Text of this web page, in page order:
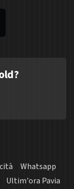
Whatsapp
Ultim'ora Pavia